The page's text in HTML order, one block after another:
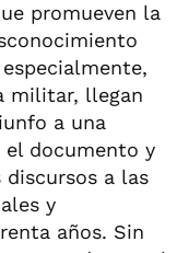
promueven la
militar, llegan
a una
el documento y
a las
y
años. Sin